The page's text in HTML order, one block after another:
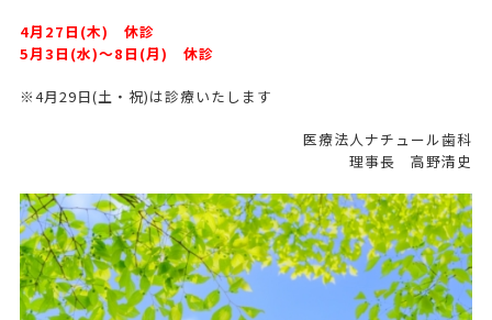
4月27日(木) 休診
5月3日(水)～8日(月) 休診
※4月29日(土・祝)は診療いたします
医療法人ナチュール歯科
理事長 高野清史